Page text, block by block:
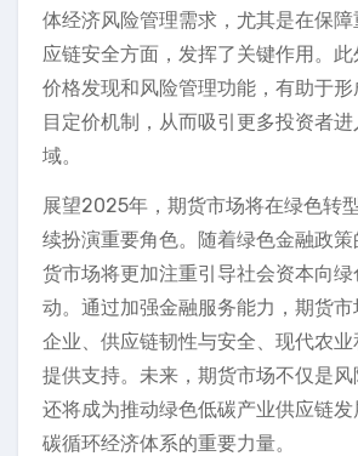
体经济风险管理需求，尤其是在保
应链安全方面，发挥了关键作用。
价格发现和风险管理功能，有助于
目定价机制，从而吸引更多投资者
域。
展望2025年，期货市场将在绿色转
续扮演重要角色。随着绿色金融政
货市场将更加注重引导社会资本向
动。通过加强金融服务能力，期货
企业、供应链韧性与安全、现代农
提供支持。未来，期货市场不仅是风
还将成为推动绿色低碳产业供应链
碳循环经济体系的重要力量。